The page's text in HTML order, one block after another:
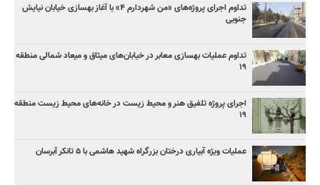
تداوم اجرای پروژه‌های «من شهردارم ۴» با آغاز بهسازی خیابان نیایش
جنوبی
تداوم عملیات بهسازی معابر در خیابان‌های میثاق و میعاد شمالی منطقه
۱۹
اجرای پروژه تلفیق هنر و محیط زیست در خانه‌های محیط زیست منطقه
۱۹
عملیات ویژه آبیاری درختان بزرگراه شهید هاشمی با ۵ تانکر آبرسان